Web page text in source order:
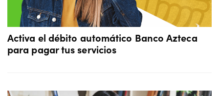
Activa el débito automático Banco Azteca
para pagar tus servicios